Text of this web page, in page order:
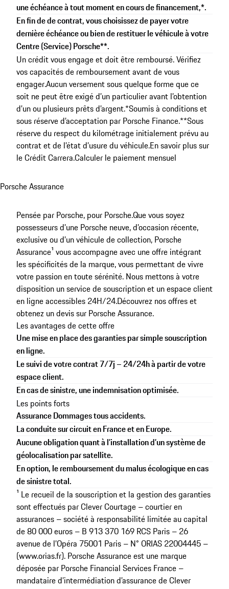
une échéance à tout moment en cours de financement,*.
En fin de de contrat, vous choisissez de payer votre
dernière échéance ou bien de restituer le véhicule à votre
Centre (Service) Porsche**.
Un crédit vous engage et doit être remboursé. Vérifiez
vos capacités de remboursement avant de vous
engager.Aucun versement sous quelque forme que ce
soit ne peut être exigé d’un particulier avant l’obtention
d’un ou plusieurs prêts d’argent.*Soumis à conditions et
sous réserve d’acceptation par Porsche Finance.**Sous
réserve du respect du kilométrage initialement prévu au
contrat et de l’état d’usure du véhicule.En savoir plus sur
leCrédit Carrera.Calculer le paiement mensuel
Porsche Assurance
Pensée par Porsche, pour Porsche.Que vous soyez
possesseurs d’une Porsche neuve, d’occasion récente,
exclusive ou d’un véhicule de collection, Porsche
Assurance¹ vous accompagne avec une offre intégrant
les spécificités de la marque, vous permettant de vivre
votre passion en toute sérénité. Nous mettons à votre
disposition un service de souscription et un espace client
en ligne accessibles 24H/24.Découvrez nos offres et
obtenez un devis sur Porsche Assurance.
Les avantages de cette offre
Une mise en place des garanties par simple souscription
en ligne.
Le suivi de votre contrat 7/7j – 24/24h à partir de votre
espace client.
En cas de sinistre, une indemnisation optimisée.
Les points forts
Assurance Dommages tous accidents.
La conduite sur circuit en France et en Europe.
Aucune obligation quant à l’installation d’un système de
géolocalisation par satellite.
En option, le remboursement du malus écologique en cas
de sinistre total.
¹ Le recueil de la souscription et la gestion des garanties
sont effectués par Clever Courtage – courtier en
assurances – société à responsabilité limitée au capital
de 80 000 euros – B 913 370 169 RCS Paris – 26
avenue de l’Opéra 75001 Paris – N° ORIAS 22004445 –
(www.orias.fr). Porsche Assurance est une marque
déposée par Porsche Financial Services France –
mandataire d’intermédiation d’assurance de Clever